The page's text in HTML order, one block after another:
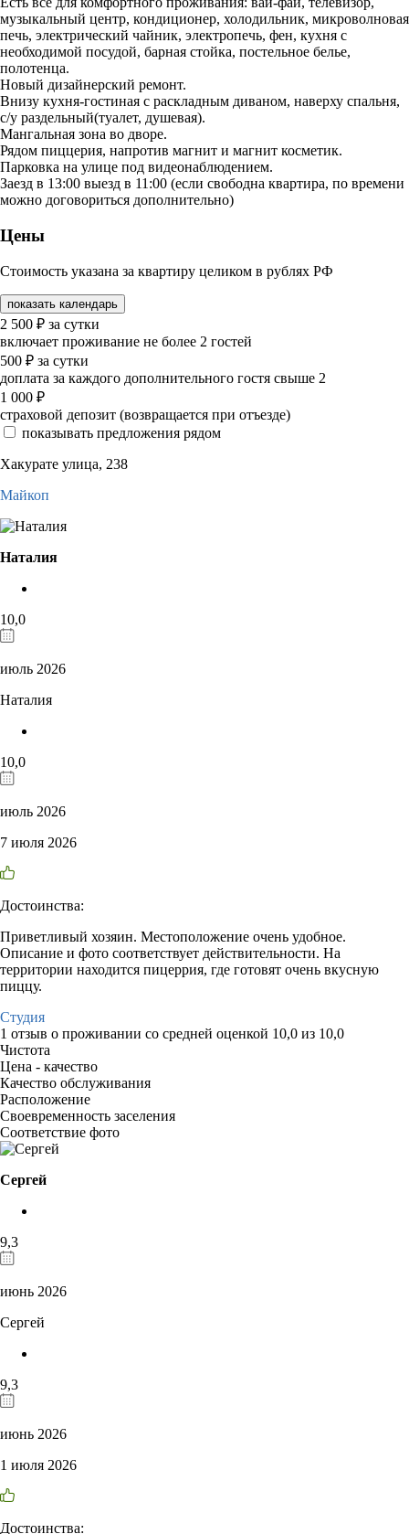
музыкальный центр, кондиционер, холодильник, микроволновая
печь, электрический чайник, электропечь, фен, кухня с
необходимой посудой, барная стойка, постельное белье,
полотенца.
Новый дизайнерский ремонт.
Внизу кухня-гостиная с раскладным диваном, наверху спальня,
с/у раздельный(туалет, душевая).
Мангальная зона во дворе.
Рядом пиццерия, напротив магнит и магнит косметик.
Парковка на улице под видеонаблюдением.
Заезд в 13:00 выезд в 11:00 (если свободна квартира, по времени
можно договориться дополнительно)
Цены
Стоимость указана за квартиру целиком в рублях РФ
показать календарь
2 500 ₽ за сутки
включает проживание не более 2 гостей
500 ₽ за сутки
доплата за каждого дополнительного гостя свыше 2
1 000 ₽
страховой депозит (возвращается при отъезде)
показывать предложения рядом
Хакурате улица, 238
Майкоп
Наталия
10,0
июль 2026
Наталия
10,0
июль 2026
7 июля 2026
Достоинства:
Приветливый хозяин. Местоположение очень удобное.
Описание и фото соответствует действительности. На
территории находится пицеррия, где готовят очень вкусную
пиццу.
Студия
1 отзыв о проживании со средней оценкой 10,0 из 10,0
Чистота
Цена - качество
Качество обслуживания
Расположение
Своевременность заселения
Соответствие фото
Сергей
9,3
июнь 2026
Сергей
9,3
июнь 2026
1 июля 2026
Достоинства: